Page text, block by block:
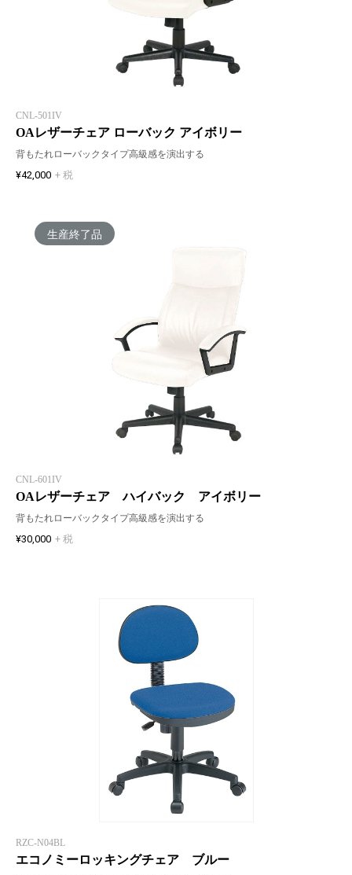
CNL-501IV
OAレザーチェア ローバック アイボリー
背もたれローバックタイプ高級感を演出する
¥42,000 + 税
生産終了品
CNL-601IV
OAレザーチェア ハイバック アイボリー
背もたれローバックタイプ高級感を演出する
¥30,000 + 税
RZC-N04BL
エコノミーロッキングチェア ブルー